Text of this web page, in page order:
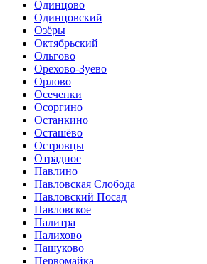
Одинцово
Одинцовский
Озёры
Октябрьский
Ольгово
Орехово-Зуево
Орлово
Осеченки
Осоргино
Останкино
Осташёво
Островцы
Отрадное
Павлино
Павловская Слобода
Павловский Посад
Павловское
Палитра
Палихово
Пашуково
Первомайка